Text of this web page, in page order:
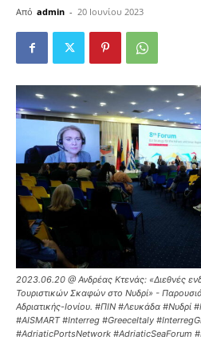
Από admin - 20 Ιουνίου 2023
2023.06.20 @ Ανδρέας Κτενάς: «Διεθνές
Τουριστικών Σκαφών στο Νυδρί» -
Αδριατικής-Ιονίου. #ΠΙΝ #Λευκάδα #Νυδρί
#AISMART #Interreg #GreeceItaly
#AdriaticPortsNetwork #AdriaticSeaForum